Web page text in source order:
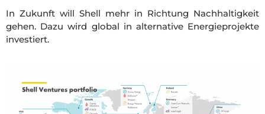
In Zukunft will Shell mehr in Richtung Nachhaltigkeit
gehen. Dazu wird global in alternative Energieprojekte
investiert.